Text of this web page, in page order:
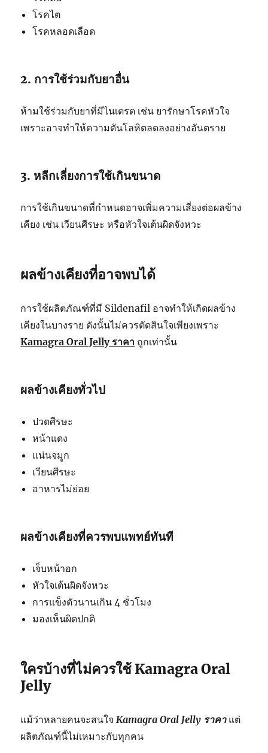
โรคไต
โรคหลอดเลือด
2. การใช้ร่วมกับยาอื่น
ห้ามใช้ร่วมกับยาที่มีไนเตรต เช่น ยารักษาโรคหัวใจ
เพราะอาจทำให้ความดันโลหิตลดลงอย่างอันตราย
3. หลีกเลี่ยงการใช้เกินขนาด
การใช้เกินขนาดที่กำหนดอาจเพิ่มความเสี่ยงต่อผลข้าง
เคียง เช่น เวียนศีรษะ หรือหัวใจเต้นผิดจังหวะ
ผลข้างเคียงที่อาจพบได้
การใช้ผลิตภัณฑ์ที่มี Sildenafil อาจทำให้เกิดผลข้าง
เคียงในบางราย ดังนั้นไม่ควรตัดสินใจเพียงเพราะ
Kamagra Oral Jelly ราคา ถูกเท่านั้น
ผลข้างเคียงทั่วไป
ปวดศีรษะ
หน้าแดง
แน่นจมูก
เวียนศีรษะ
อาหารไม่ย่อย
ผลข้างเคียงที่ควรพบแพทย์ทันที
เจ็บหน้าอก
หัวใจเต้นผิดจังหวะ
การแข็งตัวนานเกิน 4 ชั่วโมง
มองเห็นผิดปกติ
ใครบ้างที่ไม่ควรใช้ Kamagra Oral
Jelly
แม้ว่าหลายคนจะสนใจKamagra Oral Jelly ราคาแต่
ผลิตภัณฑ์นี้ไม่เหมาะกับทุกคน